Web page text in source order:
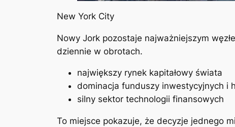
New York City
Nowy Jork pozostaje najważniejszym
dziennie w obrotach.
największy rynek kapitałowy świata
dominacja funduszy inwestycyjnych i
silny sektor technologii finansowych
To miejsce pokazuje, że decyzje jednego